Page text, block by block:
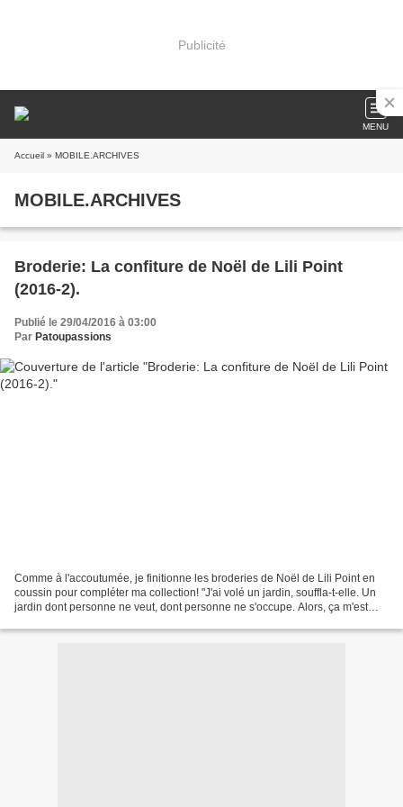
Publicité
MENU
Accueil » MOBILE.ARCHIVES
MOBILE.ARCHIVES
Broderie: La confiture de Noël de Lili Point
(2016-2).
Publié le 29/04/2016 à 03:00
Par Patoupassions
Comme à l'accoutumée, je finitionne les broderies de Noël de Lili Point en
coussin pour compléter ma collection! "J'ai volé un jardin, souffla-t-elle. Un
jardin dont personne ne veut, dont personne ne s'occupe. Alors, ça m'est